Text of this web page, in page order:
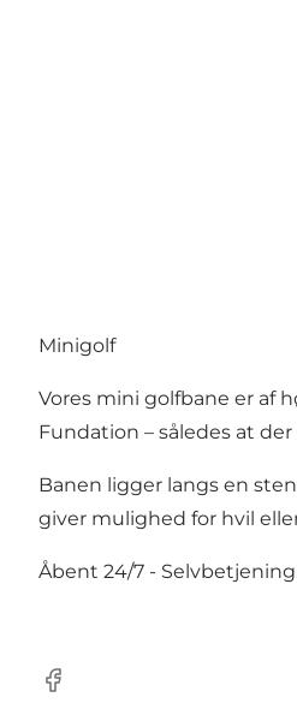
Minigolf
Vores mini golfbane er af
Fundation – således at
Banen ligger langs en
giver mulighed for hvil
Åbent 24/7 -
Facebook